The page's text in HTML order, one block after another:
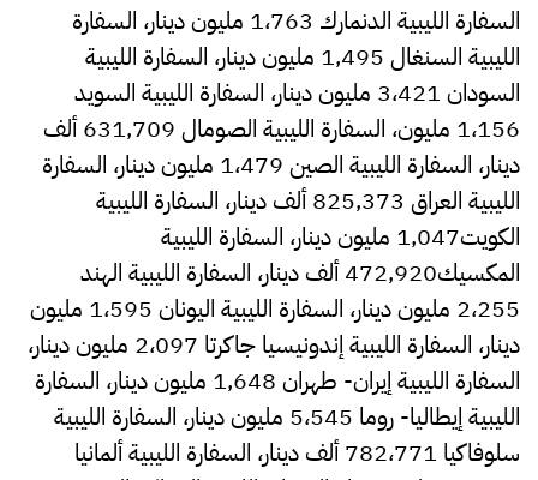
السفارة الليبية الدنمارك 1،763 مليون دينار، السفارة
الليبية السنغال 1,495 مليون دينار، السفارة الليبية
السودان 3،421 مليون دينار، السفارة الليبية السويد
1،156 مليون، السفارة الليبية الصومال 631,709 ألف
دينار، السفارة الليبية الصين 1،479 مليون دينار، السفارة
الليبية العراق 825,373 ألف دينار، السفارة الليبية
الكويت1,047 مليون دينار، السفارة الليبية
المكسيك472,920 ألف دينار، السفارة الليبية الهند
2،255 مليون دينار، السفارة الليبية اليونان 1،595 مليون
دينار، السفارة الليبية إندونيسيا جاكرتا 2،097 مليون دينار،
السفارة الليبية إيران- طهران 1,648 مليون دينار، السفارة
الليبية إيطاليا- روما 5،545 مليون دينار، السفارة الليبية
سلوفاكيا 782،771 ألف دينار، السفارة الليبية ألمانيا